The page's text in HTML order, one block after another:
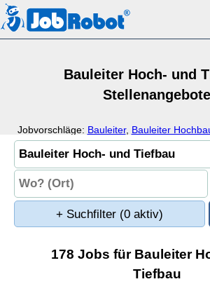
Bauleiter Hoch- und
Stellenangebote
Jobvorschläge: Bauleiter, Bauleiter
Baumanager
+ Suchfilter (0 aktiv)
178 Jobs für Bauleiter
Tiefbau